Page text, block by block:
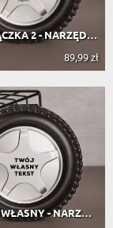
ZŁOTA RĄCZKA 2 - NARZĘDZIA W KOLE S...
89,99 zł
PROJEKT WŁASNY - NARZĘDZIA W KOLE S...